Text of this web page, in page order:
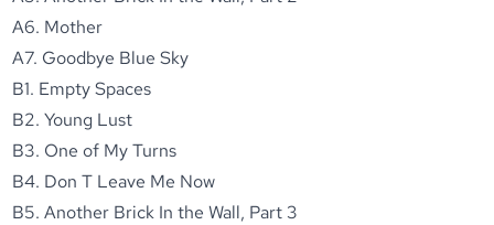
A6. Mother
A7. Goodbye Blue Sky
B1. Empty Spaces
B2. Young Lust
B3. One of My Turns
B4. Don T Leave Me Now
B5. Another Brick In the Wall, Part 3